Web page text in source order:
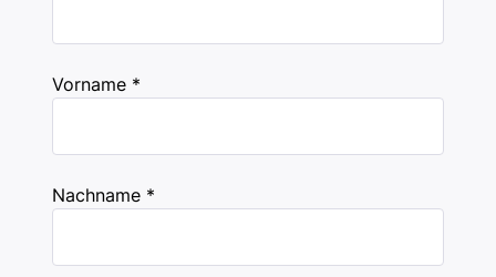
Vorname *
Nachname *